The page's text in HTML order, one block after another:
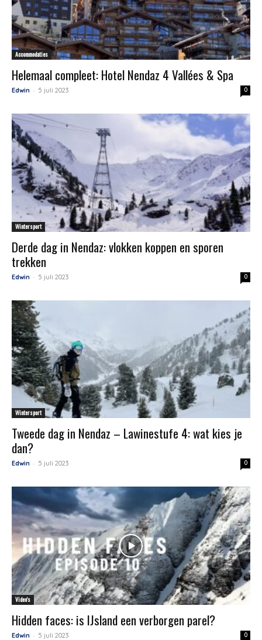
Accommodaties
Helemaal compleet: Hotel Nendaz 4 Vallées & Spa
Edwin - 5 juli 2023 0
Wintersport
Derde dag in Nendaz: vlokken koppen en sporen
trekken
Edwin - 5 juli 2023 0
Wintersport
Tweede dag in Nendaz – Lawinestufe 4: wat kies je
dan?
Edwin - 5 juli 2023 0
Video's
Hidden faces: is IJsland een verborgen parel?
Edwin - 5 juli 2023 0